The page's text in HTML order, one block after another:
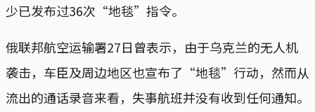
少已发布过36次“地毯”指令。
俄联邦航空运输署27日曾表示，由于乌克兰的无人机
袭击，车臣及周边地区也宣布了“地毯”行动，然而从
流出的通话录音来看，失事航班并没有收到任何通知。